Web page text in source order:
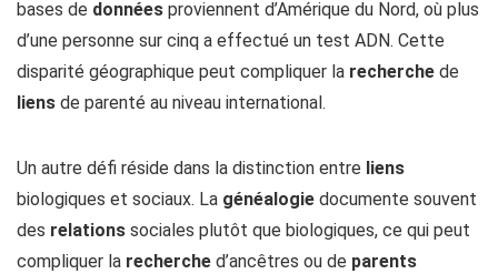
bases de données proviennent d’Amérique du Nord, où plus
d’une personne sur cinq a effectué un test ADN. Cette
disparité géographique peut compliquer la recherche de
liens de parenté au niveau international.
Un autre défi réside dans la distinction entre liens
biologiques et sociaux. La généalogie documente souvent
des relations sociales plutôt que biologiques, ce qui peut
compliquer la recherche d’ancêtres ou de parents